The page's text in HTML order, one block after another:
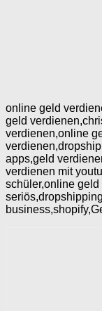
online geld
geld
verdienen,online
apps,geld
verdienen mit
schüler,online